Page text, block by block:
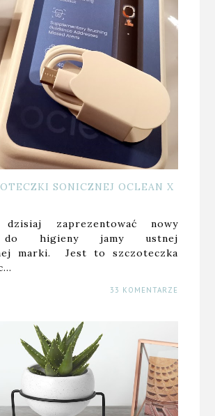
SONICZNEJ OCLEAN X
dzisiaj zaprezentować nowy
do higieny jamy ustnej
marki. Jest to szczoteczka
33 KOMENTARZE